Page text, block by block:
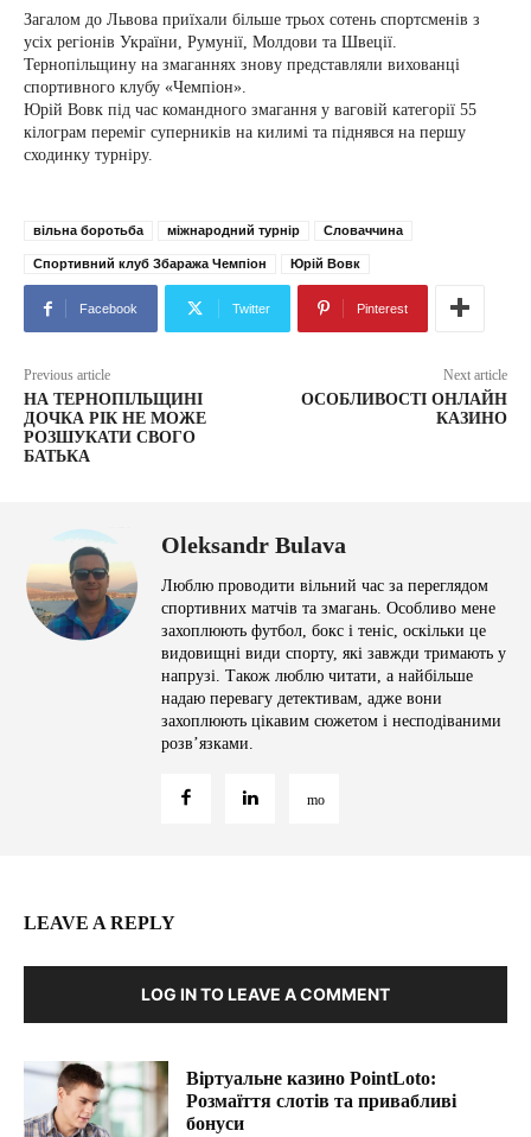
Загалом до Львова приїхали більше трьох сотень спортсменів з
усіх регіонів України, Румунії, Молдови та Швеції.
Тернопільщину на змаганнях знову представляли вихованці
спортивного клубу «Чемпіон».
Юрій Вовк під час командного змагання у ваговій категорії 55
кілограм переміг суперників на килимі та піднявся на першу
сходинку турніру.
вільна боротьба міжнародний турнір Словаччина
Спортивний клуб Збаража Чемпіон Юрій Вовк
Facebook Twitter Pinterest
Previous article
НА ТЕРНОПІЛЬЩИНІ
ДОЧКА РІК НЕ МОЖЕ
РОЗШУКАТИ СВОГО
БАТЬКА
Next article
ОСОБЛИВОСТІ ОНЛАЙН
КАЗИНО
Oleksandr Bulava
Люблю проводити вільний час за переглядом
спортивних матчів та змагань. Особливо мене
захоплюють футбол, бокс і теніс, оскільки це
видовищні види спорту, які завжди тримають у
напрузі. Також люблю читати, а найбільше
надаю перевагу детективам, адже вони
захоплюють цікавим сюжетом і несподіваними
розв’язками.
LEAVE A REPLY
LOG IN TO LEAVE A COMMENT
Віртуальне казино PointLoto:
Розмаїття слотів та привабливі
бонуси